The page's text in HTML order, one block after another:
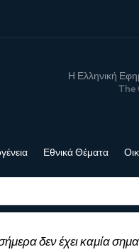
Η Ελληνική
The
Εθνικά Θέματα
δεν έχει καμία